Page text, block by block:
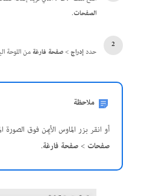
الصفحات.
حددإدراج>صفحة فارغةمن اللوحة
ملاحظة
أو انقر بزر الماوس الأيمن فوق
صفحات>صفحة فارغة.